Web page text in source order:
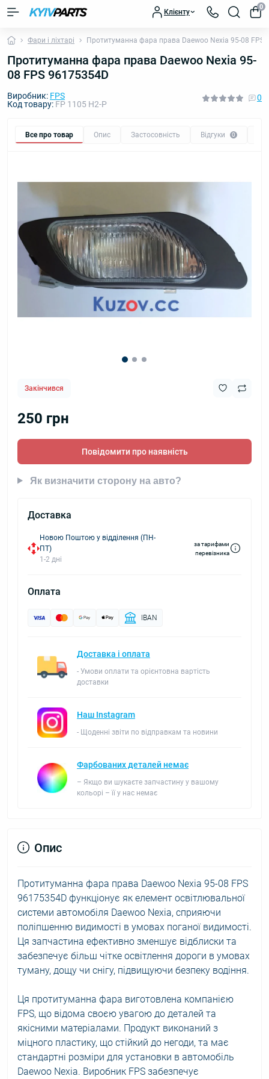
Клієнту
0
Фари і ліхтарі Протитуманна фара права Daewoo Nexia 95-08 FPS
Протитуманна фара права Daewoo Nexia 95-
08 FPS 96175354D
Виробник: FPS
Код товару: FP 1105 H2-P
0
Все про товар Опис Застосовність Відгуки 0
Закінчився
250 грн
Повідомити про наявність
Як визначити сторону на авто?
Доставка
Новою Поштою у відділення (ПН-
ПТ)
1-2 дні
за тарифами
перевізника
Оплата
IBAN
Доставка і оплата
- Умови оплати та орієнтовна вартість
доставки
Наш Instagram
- Щоденні звіти по відправкам та новини
Фарбованих деталей немає
– Якщо ви шукаєте запчастину у вашому
кольорі – її у нас немає
Опис
Протитуманна фара права Daewoo Nexia 95-08 FPS
96175354D функціонує як елемент освітлювальної
системи автомобіля Daewoo Nexia, сприяючи
поліпшенню видимості в умовах поганої видимості.
Ця запчастина ефективно зменшує відблиски та
забезпечує більш чітке освітлення дороги в умовах
туману, дощу чи снігу, підвищуючи безпеку водіння.
Ця протитуманна фара виготовлена компанією
FPS, що відома своєю увагою до деталей та
якісними матеріалами. Продукт виконаний з
міцного пластику, що стійкий до негоди, та має
стандартні розміри для установки в автомобіль
Daewoo Nexia. Виробник FPS забезпечує